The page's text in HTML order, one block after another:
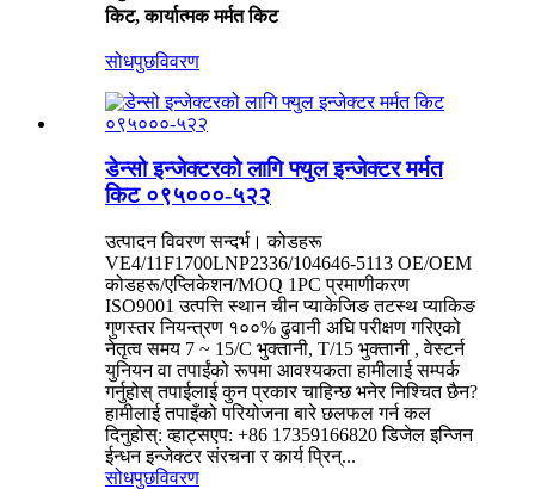
किट, कार्यात्मक मर्मत किट
सोधपुछविवरण
डेन्सो इन्जेक्टरको लागि फ्युल इन्जेक्टर मर्मत
किट ०९५०००-५२२
उत्पादन विवरण सन्दर्भ। कोडहरू
VE4/11F1700LNP2336/104646-5113 OE/OEM
कोडहरू/एप्लिकेशन/MOQ 1PC प्रमाणीकरण
ISO9001 उत्पत्ति स्थान चीन प्याकेजिङ तटस्थ प्याकिङ
गुणस्तर नियन्त्रण १००% ढुवानी अघि परीक्षण गरिएको
नेतृत्व समय 7 ~ 15/C भुक्तानी, T/15 भुक्तानी , वेस्टर्न
युनियन वा तपाईंको रूपमा आवश्यकता हामीलाई सम्पर्क
गर्नुहोस् तपाईलाई कुन प्रकार चाहिन्छ भनेर निश्चित छैन?
हामीलाई तपाइँको परियोजना बारे छलफल गर्न कल
दिनुहोस्: व्हाट्सएप: +86 17359166820 डिजेल इन्जिन
ईन्धन इन्जेक्टर संरचना र कार्य प्रिन्...
सोधपुछविवरण